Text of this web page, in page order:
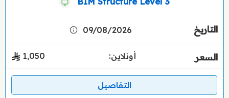
09/08/2026
أونلاين: 1٬050
التفاصيل